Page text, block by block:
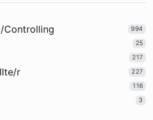
Controlling
994
25
217
r 227
116
3